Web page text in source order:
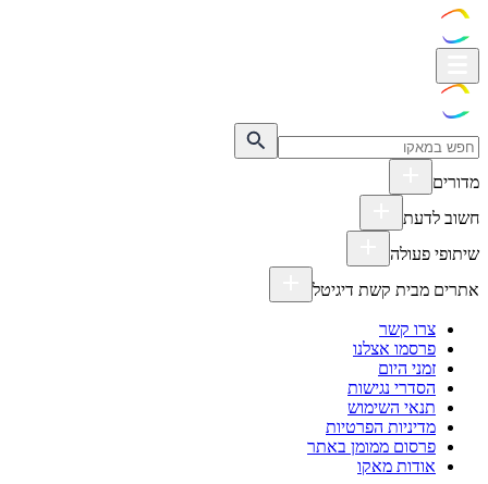
מדורים
חשוב לדעת
שיתופי פעולה
אתרים מבית קשת דיגיטל
צרו קשר
פרסמו אצלנו
זמני היום
הסדרי נגישות
תנאי השימוש
מדיניות הפרטיות
פרסום ממומן באתר
אודות מאקו